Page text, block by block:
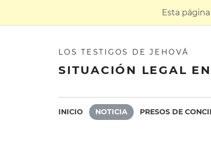
Esta
LOS TESTIGOS DE JEHOVÁ
SITUACIÓN LEGAL
INICIO NOTICIA PRESOS DE